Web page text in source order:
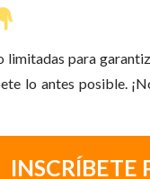
limitadas para
lo antes posible.
INSCRÍBETE